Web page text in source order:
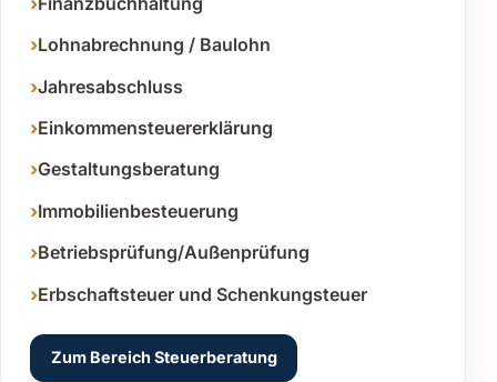
Lohnabrechnung / Baulohn
Jahresabschluss
Einkommensteuererklärung
Gestaltungsberatung
Immobilienbesteuerung
Betriebsprüfung/Außenprüfung
Erbschaftsteuer und Schenkungsteuer
Zum Bereich Steuerberatung